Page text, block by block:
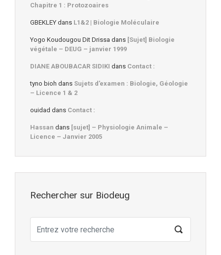
Chapitre 1 : Protozoaires
GBEKLEY dans L1&2 | Biologie Moléculaire
Yogo Koudougou Dit Drissa dans [Sujet] Biologie
végétale – DEUG – janvier 1999
DIANE ABOUBACAR SIDIKI dans Contact :
tyno bioh dans Sujets d’examen : Biologie, Géologie
– Licence 1 & 2
ouidad dans Contact :
Hassan dans [sujet] – Physiologie Animale –
Licence – Janvier 2005
Rechercher sur Biodeug